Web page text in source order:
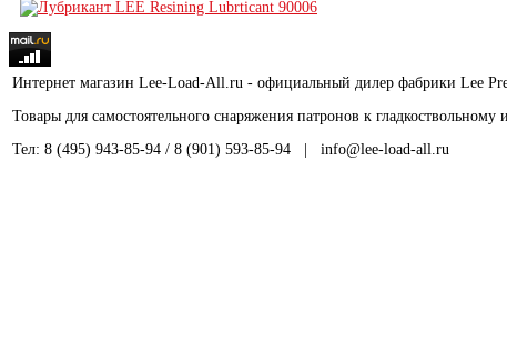
Интернет магазин Lee-Load-All.ru - официальный дилер фабрики Lee
Товары для самостоятельного снаряжения патронов к
Тел: 8 (495) 943-85-94 / 8 (901) 593-85-94 | info@lee-load-